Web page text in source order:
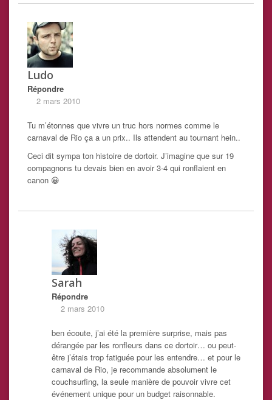
Ludo
Répondre
2 mars 2010
Tu m’étonnes que vivre un truc hors normes comme le
carnaval de Rio ça a un prix.. Ils attendent au tournant hein..
Ceci dit sympa ton histoire de dortoir. J’imagine que sur 19
compagnons tu devais bien en avoir 3-4 qui ronflaient en
canon 😀
Sarah
Répondre
2 mars 2010
ben écoute, j’ai été la première surprise, mais pas
dérangée par les ronfleurs dans ce dortoir… ou peut-
être j’étais trop fatiguée pour les entendre… et pour le
carnaval de Rio, je recommande absolument le
couchsurfing, la seule manière de pouvoir vivre cet
événement unique pour un budget raisonnable.